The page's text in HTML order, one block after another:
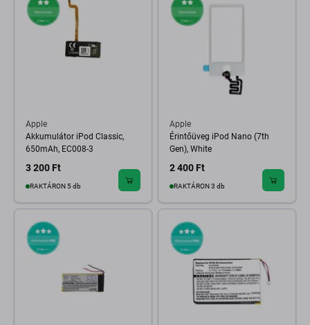
Apple
Akkumulátor iPod Classic,
650mAh, EC008-3
3 200 Ft
RAKTÁRON 5 db
Apple
Érintőüveg iPod Nano (7th
Gen), White
2 400 Ft
RAKTÁRON 3 db